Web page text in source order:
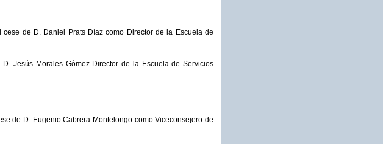
de D. Daniel Prats Díaz como Director de la Escuela de
Jesús Morales Gómez Director de la Escuela de Servicios
de D. Eugenio Cabrera Montelongo como Viceconsejero de